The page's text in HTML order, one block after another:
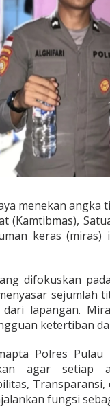
menekan angka
(Kamtibmas),
keras (miras)
difokuskan
sejumlah
dari lapangan.
ketertiban
Polres
agar setiap
fungsi